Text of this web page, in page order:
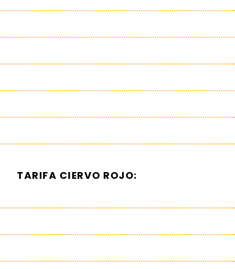
TARIFA CIERVO ROJO: